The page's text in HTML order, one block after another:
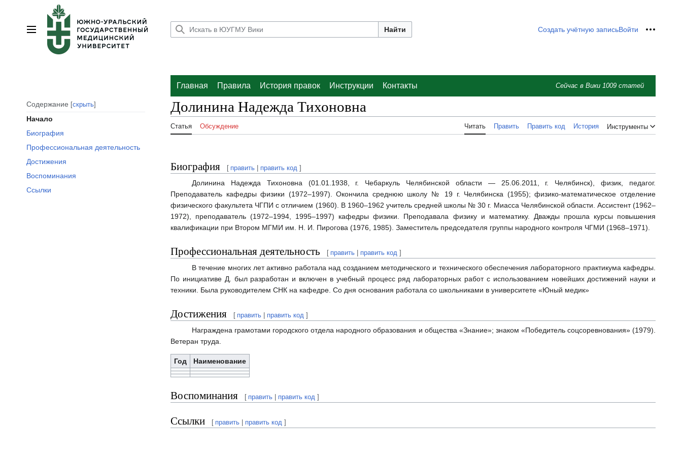
Главное меню
Найти Создать учётную записьВойти
Содержание скрыть
Начало
Биография
Профессиональная деятельность
Достижения
Воспоминания
Ссылки
Главная Правила История правок Инструкции Контакты Сейчас в Вики 1009 статей
Долинина Надежда Тихоновна
Статья Обсуждение Читать Править Править код История Инструменты
Биография [ править править код ]
Долинина Надежда Тихоновна (01.01.1938, г. Чебаркуль Челябинской области — 25.06.2011, г. Челябинск), физик, педагог.
Преподаватель кафедры физики (1972–1997). Окончила среднюю школу № 19 г. Челябинска (1955); физико-математическое отделение
физического факультета ЧГПИ с отличием (1960). В 1960–1962 учитель средней школы № 30 г. Миасса Челябинской области. Ассистент (1962–
1972), преподаватель (1972–1994, 1995–1997) кафедры физики. Преподавала физику и математику. Дважды прошла курсы повышения
квалификации при Втором МГМИ им. Н. И. Пирогова (1976, 1985). Заместитель председателя группы народного контроля ЧГМИ (1968–1971).
Профессиональная деятельность [ править править код ]
В течение многих лет активно работала над созданием методического и технического обеспечения лабораторного практикума кафедры.
По инициативе Д. был разработан и включен в учебный процесс ряд лабораторных работ с использованием новейших достижений науки и
техники. Была руководителем СНК на кафедре. Со дня основания работала со школьниками в университете «Юный медик»
Достижения [ править править код ]
Награждена грамотами городского отдела народного образования и общества «Знание»; знаком «Победитель соцсоревнования» (1979).
Ветеран труда.
Год Наименование
Воспоминания [ править править код ]
Ссылки [ править править код ]